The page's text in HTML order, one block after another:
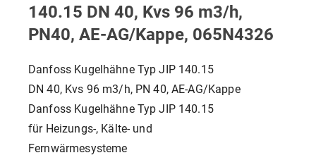
140.15 DN 40, Kvs 96 m3/h,
PN40, AE-AG/Kappe, 065N4326
Danfoss Kugelhähne Typ JIP 140.15
DN 40, Kvs 96 m3/h, PN 40, AE-AG/Kappe
Danfoss Kugelhähne Typ JIP 140.15
für Heizungs-, Kälte- und
Fernwärmesysteme